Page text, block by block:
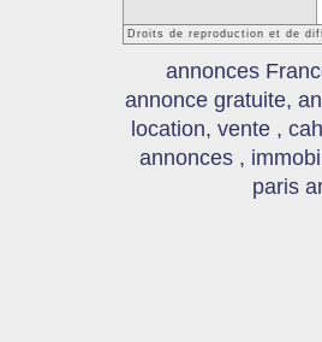
Droits de reproduction et de
annonces
annonce gratuite,
location, vente ,
annonces ,
paris